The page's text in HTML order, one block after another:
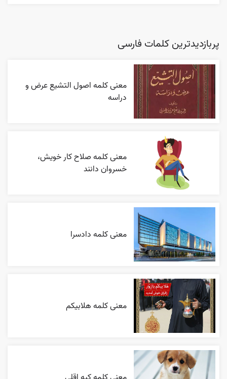
پربازدیدترین کلمات فارسی
معنی کلمه اصول التشیع عرض و
دراسه
معنی کلمه صلاح کار خویش،
خسروان دانند
معنی کلمه دادسرا
معنی کلمه هلابیکم